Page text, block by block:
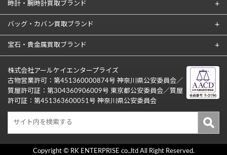
時計・腕時計買取ブランド
バッグ・カバン買取ブランド
宝石・貴金属買取ブランド
株式会社アールケイエンタープライズ
古物営業許可：第451360000874号 神奈川県公安委員会／
質屋許可証：第304360906009号 東京都公安委員会／質屋
許可証：第451363600051号 神奈川県公安委員会
Copyright © RK ENTERPRISE co.,ltd All Right Reserved.